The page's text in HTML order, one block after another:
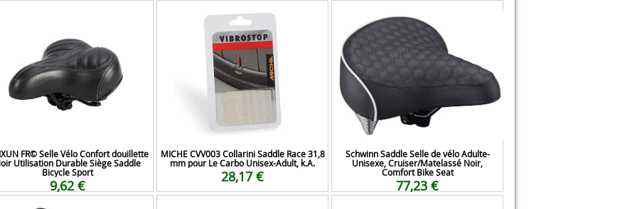
FR© Selle Vélo Confort douillette
Utilisation Durable Siège Saddle
Bicycle Sport
9,62 €
MICHE CVV003 Collarini Saddle Race 31,8
mm pour Le Carbo Unisex-Adult, k.A.
28,17 €
Schwinn Saddle Selle de vélo Adulte-
Unisexe, Cruiser/Matelassé Noir,
Comfort Bike Seat
77,23 €